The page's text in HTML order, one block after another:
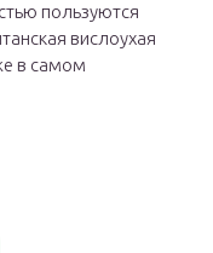
пользуются
вислоухая
в самом